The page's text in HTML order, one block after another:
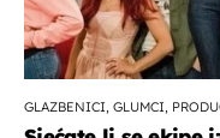
GLAZBENICI, GLUMCI,